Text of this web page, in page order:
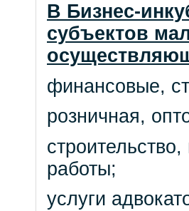
В Бизнес-
субъектов
финансовые,
розничная,
работы;
услуги